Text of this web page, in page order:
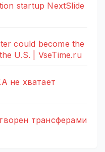
startup NextSlide
could become the
U.S. | VseTime.ru
не хватает
трансферами